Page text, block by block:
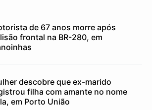
de 67 anos morre após
frontal na BR-280, em
descobre que ex-marido
filha com amante no nome
em Porto União